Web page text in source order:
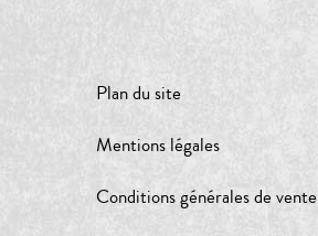
Plan du site
Mentions légales
Conditions générales de vente